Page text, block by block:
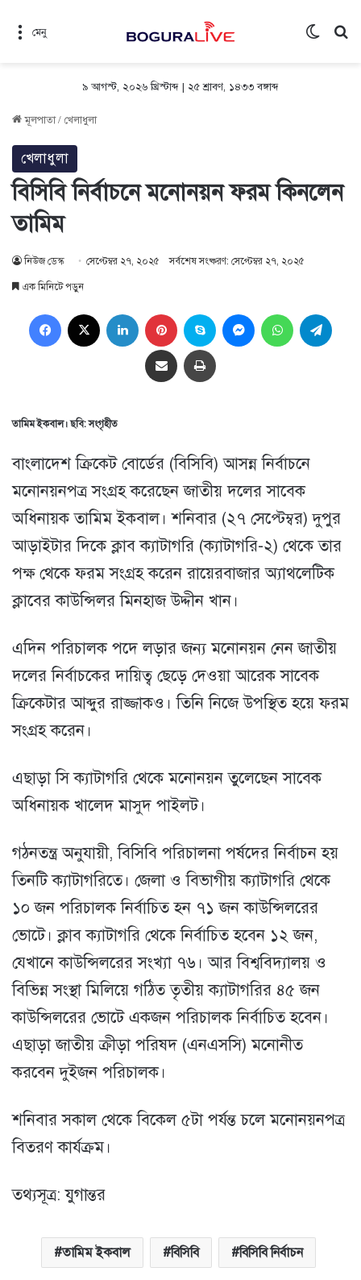
মেনু
৯ আগস্ট, ২০২৬ খ্রিস্টাব্দ | ২৫ শ্রাবণ, ১৪৩৩ বঙ্গাব্দ
মূলপাতা/ খেলাধুলা
খেলাধুলা
বিসিবি নির্বাচনে মনোনয়ন ফরম কিনলেন
তামিম
নিউজ ডেস্ক সেপ্টেম্বর ২৭, ২০২৫ সর্বশেষ সংষ্করণ: সেপ্টেম্বর ২৭, ২০২৫
এক মিনিটে পড়ুন
Facebook LinkedIn Pinterest Skype MessengerWhatsApp
Share via Email প্রিন্ট
তামিম ইকবাল। ছবি: সংগৃহীত
বাংলাদেশ ক্রিকেট বোর্ডের (বিসিবি) আসন্ন নির্বাচনে
মনোনয়নপত্র সংগ্রহ করেছেন জাতীয় দলের সাবেক
অধিনায়ক তামিম ইকবাল। শনিবার (২৭ সেপ্টেম্বর) দুপুর
আড়াইটার দিকে ক্লাব ক্যাটাগরি (ক্যাটাগরি-২) থেকে তার
পক্ষ থেকে ফরম সংগ্রহ করেন রায়েরবাজার অ্যাথলেটিক
ক্লাবের কাউন্সিলর মিনহাজ উদ্দীন খান।
এদিন পরিচালক পদে লড়ার জন্য মনোনয়ন নেন জাতীয়
দলের নির্বাচকের দায়িত্ব ছেড়ে দেওয়া আরেক সাবেক
ক্রিকেটার আব্দুর রাজ্জাকও। তিনি নিজে উপস্থিত হয়ে ফরম
সংগ্রহ করেন।
এছাড়া সি ক্যাটাগরি থেকে মনোনয়ন তুলেছেন সাবেক
অধিনায়ক খালেদ মাসুদ পাইলট।
গঠনতন্ত্র অনুযায়ী, বিসিবি পরিচালনা পর্ষদের নির্বাচন হয়
তিনটি ক্যাটাগরিতে। জেলা ও বিভাগীয় ক্যাটাগরি থেকে
১০ জন পরিচালক নির্বাচিত হন ৭১ জন কাউন্সিলরের
ভোটে। ক্লাব ক্যাটাগরি থেকে নির্বাচিত হবেন ১২ জন,
যেখানে কাউন্সিলরের সংখ্যা ৭৬। আর বিশ্ববিদ্যালয় ও
বিভিন্ন সংস্থা মিলিয়ে গঠিত তৃতীয় ক্যাটাগরির ৪৫ জন
কাউন্সিলরের ভোটে একজন পরিচালক নির্বাচিত হবেন।
এছাড়া জাতীয় ক্রীড়া পরিষদ (এনএসসি) মনোনীত
করবেন দুইজন পরিচালক।
শনিবার সকাল থেকে বিকেল ৫টা পর্যন্ত চলে মনোনয়নপত্র
বিতরণ কার্যক্রম।
তথ্যসূত্র: যুগান্তর
তামিম ইকবাল বিসিবি বিসিবি নির্বাচন